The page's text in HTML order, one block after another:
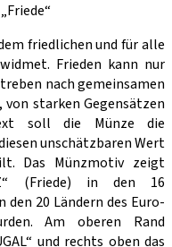
friedlichen und für alle
Frieden kann nur
nach gemeinsamen
starken Gegensätzen
soll die Münze die
unschätzbaren Wert
Das Münzmotiv zeigt
(Friede) in den 16
20 Ländern des Euro-
Am oberen Rand
und rechts oben das